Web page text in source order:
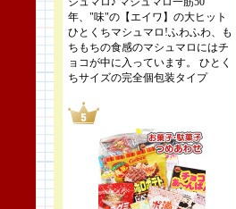
年、"味"の【エイワ】の大ヒット
ひとくちマシュマロ!ふわふわ、も
ちもちの食感のマシュマロにはチ
ョコが中に入っています。 ひとく
ちサイズの完全個包装タイプ